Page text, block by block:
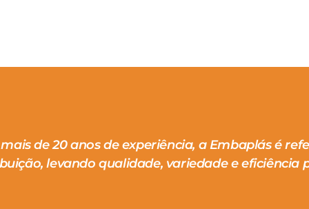
de 20 anos de experiência, a Embaplás é
levando qualidade, variedade e eficiência